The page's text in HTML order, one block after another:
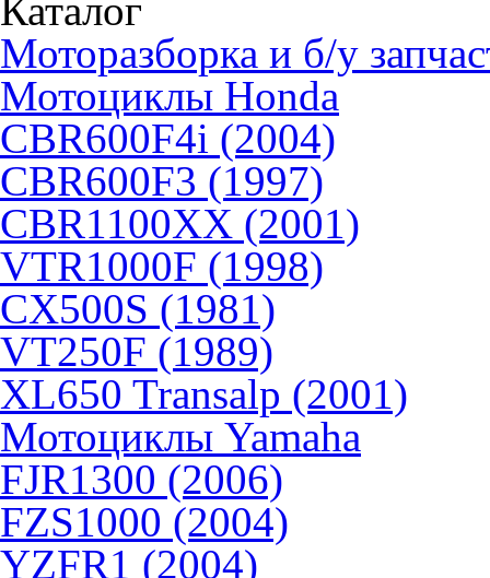
Каталог
Моторазборка и б/у
Мотоциклы Honda
CBR600F4i (2004)
CBR600F3 (1997)
CBR1100XX (2001)
VTR1000F (1998)
CX500S (1981)
VT250F (1989)
XL650 Transalp (2001)
Мотоциклы Yamaha
FJR1300 (2006)
FZS1000 (2004)
YZFR1 (2004)